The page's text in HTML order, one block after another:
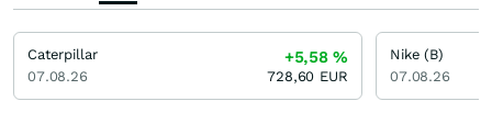
Caterpillar
07.08.26
+5,58%
728,60 EUR
Nike (B)
07.08.26